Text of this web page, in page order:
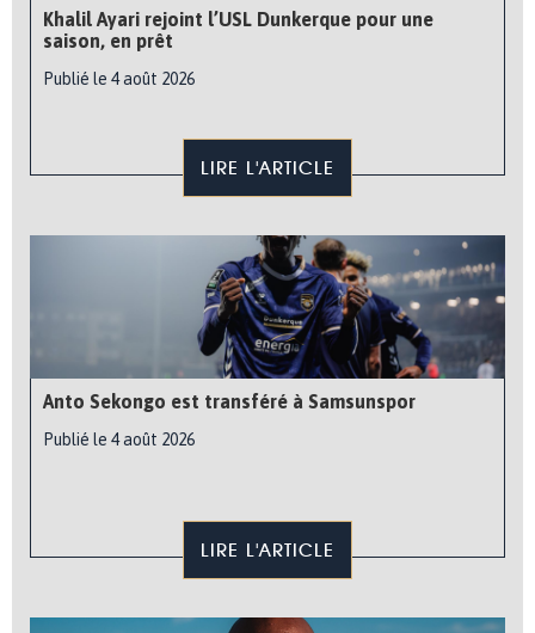
Khalil Ayari rejoint l’USL Dunkerque pour une
saison, en prêt
Publié le 4 août 2026
LIRE L'ARTICLE
Anto Sekongo est transféré à Samsunspor
Publié le 4 août 2026
LIRE L'ARTICLE